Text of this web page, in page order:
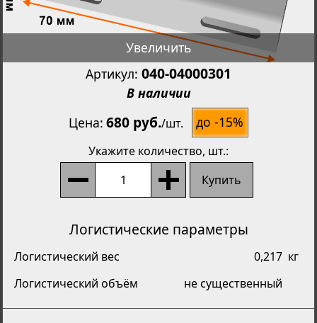
Увеличить
Артикул: 040-04000301
В наличии
Цена 680 руб./шт. до -15%
Укажите количество, шт.:
Купить
Логистические параметры
Логистический вес 0,217 кг
Логистический объём
не существенный